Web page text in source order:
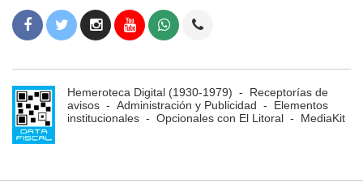
Hemeroteca Digital (1930-1979) - Receptorías de
avisos - Administración y Publicidad - Elementos
institucionales - Opcionales con El Litoral - MediaKit